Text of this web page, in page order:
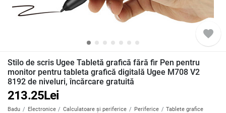
favorite
Stilo de scris Ugee Tabletă grafică fără fir Pen pentru
monitor pentru tableta grafică digitală Ugee M708 V2
8192 de niveluri, încărcare gratuită
213.25Lei
Badu Electronice Calculatoare și periferice Periferice Tablete grafice